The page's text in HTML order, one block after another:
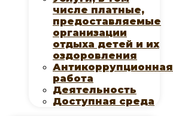
числе платные,
предоставляемые
организации
отдыха детей и их
оздоровления
Антикоррупционная
работа
Деятельность
Доступная среда